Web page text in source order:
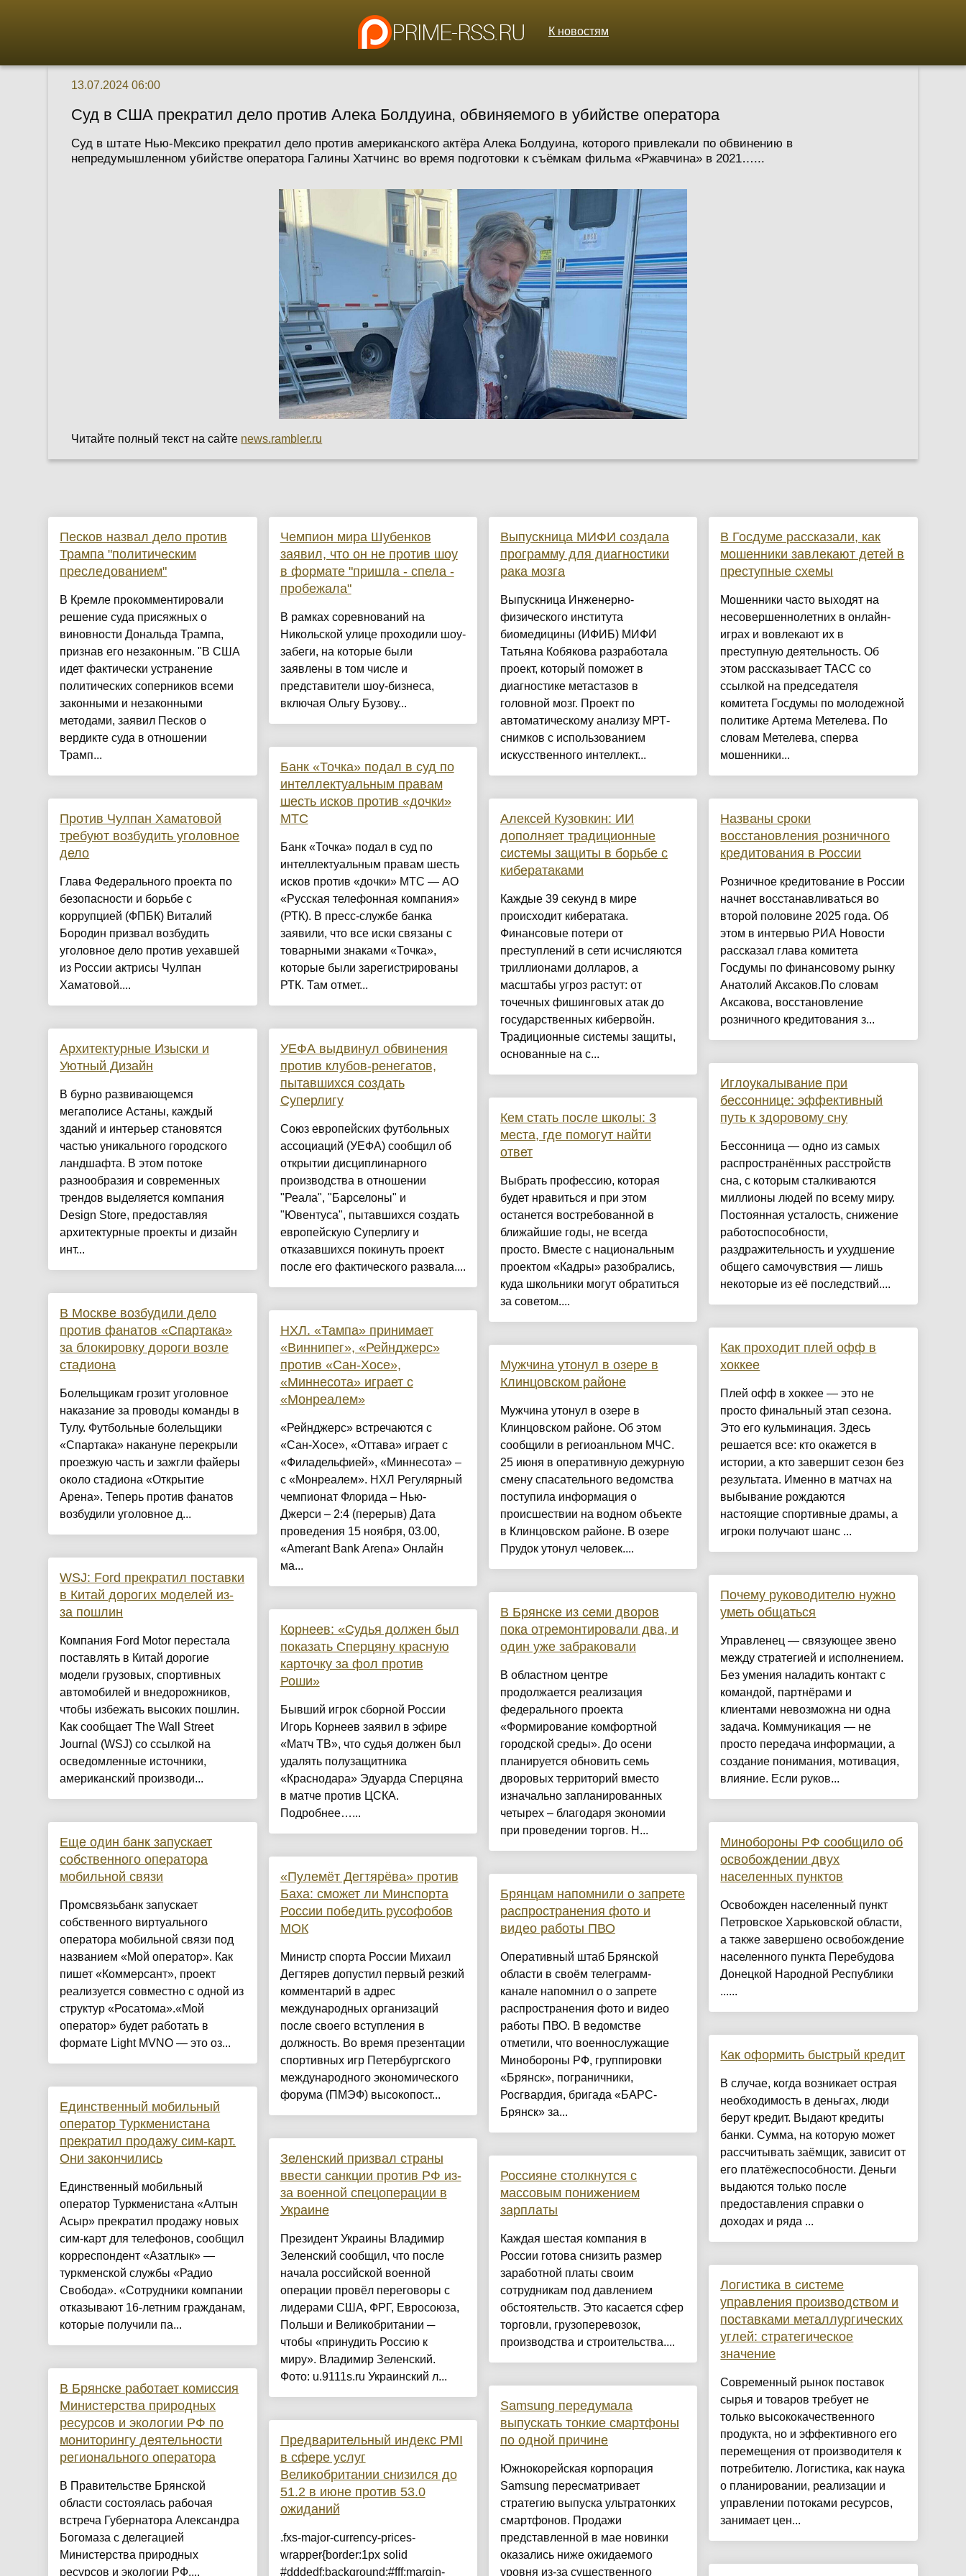
К новостям
13.07.2024 06:00
Суд в США прекратил дело против Алека Болдуина, обвиняемого в убийстве оператора
Суд в штате Нью-Мексико прекратил дело против американского актёра Алека Болдуина, которого привлекали по обвинению в
непредумышленном убийстве оператора Галины Хатчинс во время подготовки к съёмкам фильма «Ржавчина» в 2021…...
Читайте полный текст на сайте news.rambler.ru
Песков назвал дело против
Трампа "политическим
преследованием"
В Кремле прокомментировали
решение суда присяжных о
виновности Дональда Трампа,
признав его незаконным. "В США
идет фактически устранение
политических соперников всеми
законными и незаконными
методами, заявил Песков о
вердикте суда в отношении
Трамп...
Против Чулпан Хаматовой
требуют возбудить уголовное
дело
Глава Федерального проекта по
безопасности и борьбе с
коррупцией (ФПБК) Виталий
Бородин призвал возбудить
уголовное дело против уехавшей
из России актрисы Чулпан
Хаматовой....
Архитектурные Изыски и
Уютный Дизайн
​В бурно развивающемся
мегаполисе Астаны, каждый
зданий и интерьер становятся
частью уникального городского
ландшафта. В этом потоке
разнообразия и современных
трендов выделяется компания
Design Store, предоставляя
архитектурные проекты и дизайн
инт...
В Москве возбудили дело
против фанатов «Спартака»
за блокировку дороги возле
стадиона
Болельщикам грозит уголовное
наказание за проводы команды в
Тулу. Футбольные болельщики
«Спартака» накануне перекрыли
проезжую часть и зажгли файеры
около стадиона «Открытие
Арена». Теперь против фанатов
возбудили уголовное д...
WSJ: Ford прекратил поставки
в Китай дорогих моделей из-
за пошлин
Компания Ford Motor перестала
поставлять в Китай дорогие
модели грузовых, спортивных
автомобилей и внедорожников,
чтобы избежать высоких пошлин.
Как сообщает The Wall Street
Journal (WSJ) со ссылкой на
осведомленные источники,
американский производи...
Еще один банк запускает
собственного оператора
мобильной связи
Промсвязьбанк запускает
собственного виртуального
оператора мобильной связи под
названием «Мой оператор». Как
пишет «Коммерсант», проект
реализуется совместно с одной из
структур «Росатома».«Мой
оператор» будет работать в
формате Light MVNO — это оз...
Единственный мобильный
оператор Туркменистана
прекратил продажу сим-карт.
Они закончились
Единственный мобильный
оператор Туркменистана «Алтын
Асыр» прекратил продажу новых
сим-карт для телефонов, сообщил
корреспондент «Азатлык» —
туркменской службы «Радио
Свобода». «Сотрудники компании
отказывают 16-летним гражданам,
которые получили па...
В Брянске работает комиссия
Министерства природных
ресурсов и экологии РФ по
мониторингу деятельности
регионального оператора
В Правительстве Брянской
области состоялась рабочая
встреча Губернатора Александра
Богомаза с делегацией
Министерства природных
ресурсов и экологии РФ....
Чемпион мира Шубенков
заявил, что он не против шоу
в формате "пришла - спела -
пробежала"
В рамках соревнований на
Никольской улице проходили шоу-
забеги, на которые были
заявлены в том числе и
представители шоу-бизнеса,
включая Ольгу Бузову...
Банк «Точка» подал в суд по
интеллектуальным правам
шесть исков против «дочки»
МТС
Банк «Точка» подал в суд по
интеллектуальным правам шесть
исков против «дочки» МТС — АО
«Русская телефонная компания»
(РТК). В пресс-службе банка
заявили, что все иски связаны с
товарными знаками «Точка»,
которые были зарегистрированы
РТК. Там отмет...
УЕФА выдвинул обвинения
против клубов-ренегатов,
пытавшихся создать
Суперлигу
Союз европейских футбольных
ассоциаций (УЕФА) сообщил об
открытии дисциплинарного
производства в отношении
"Реала", "Барселоны" и
"Ювентуса", пытавшихся создать
европейскую Суперлигу и
отказавшихся покинуть проект
после его фактического развала....
НХЛ. «Тампа» принимает
«Виннипег», «Рейнджерс»
против «Сан-Хосе»,
«Миннесота» играет с
«Монреалем»
«Рейнджерс» встречаются с
«Сан-Хосе», «Оттава» играет с
«Филадельфией», «Миннесота» –
с «Монреалем». НХЛ Регулярный
чемпионат Флорида – Нью-
Джерси – 2:4 (перерыв) Дата
проведения 15 ноября, 03.00,
«Amerant Bank Arena» Онлайн
ма...
Корнеев: «Судья должен был
показать Сперцяну красную
карточку за фол против
Роши»
Бывший игрок сборной России
Игорь Корнеев заявил в эфире
«Матч ТВ», что судья должен был
удалять полузащитника
«Краснодара» Эдуарда Сперцяна
в матче против ЦСКА.
Подробнее…...
«Пулемёт Дегтярёва» против
Баха: сможет ли Минспорта
России победить русофобов
МОК
Министр спорта России Михаил
Дегтярев допустил первый резкий
комментарий в адрес
международных организаций
после своего вступления в
должность. Во время презентации
спортивных игр Петербургского
международного экономического
форума (ПМЭФ) высокопост...
Зеленский призвал страны
ввести санкции против РФ из-
за военной спецоперации в
Украине
Президент Украины Владимир
Зеленский сообщил, что после
начала российской военной
операции провёл переговоры с
лидерами США, ФРГ, Евросоюза,
Польши и Великобритании ─
чтобы «принудить Россию к
миру». Владимир Зеленский.
Фото: u.9111s.ru Украинский л...
Предварительный индекс PMI
в сфере услуг
Великобритании снизился до
51.2 в июне против 53.0
ожиданий
.fxs-major-currency-prices-
wrapper{border:1px solid
#dddedf;background:#fff;margin-
Выпускница МИФИ создала
программу для диагностики
рака мозга
Выпускница Инженерно-
физического института
биомедицины (ИФИБ) МИФИ
Татьяна Кобякова разработала
проект, который поможет в
диагностике метастазов в
головной мозг. Проект по
автоматическому анализу МРТ-
снимков с использованием
искусственного интеллект...
Алексей Кузовкин: ИИ
дополняет традиционные
системы защиты в борьбе с
кибератаками
Каждые 39 секунд в мире
происходит кибератака.
Финансовые потери от
преступлений в сети исчисляются
триллионами долларов, а
масштабы угроз растут: от
точечных фишинговых атак до
государственных кибервойн.
Традиционные системы защиты,
основанные на с...
Кем стать после школы: 3
места, где помогут найти
ответ
Выбрать профессию, которая
будет нравиться и при этом
останется востребованной в
ближайшие годы, не всегда
просто. Вместе с национальным
проектом «Кадры» разобрались,
куда школьники могут обратиться
за советом....
Мужчина утонул в озере в
Клинцовском районе
Мужчина утонул в озере в
Клинцовском районе. Об этом
сообщили в региоанльном МЧС.
25 июня в оперативную дежурную
смену спасательного ведомства
поступила информация о
происшествии на водном объекте
в Клинцовском районе. В озере
Прудок утонул человек....
В Брянске из семи дворов
пока отремонтировали два, и
один уже забраковали
В областном центре
продолжается реализация
федерального проекта
«Формирование комфортной
городской среды». До осени
планируется обновить семь
дворовых территорий вместо
изначально запланированных
четырех – благодаря экономии
при проведении торгов. Н...
Брянцам напомнили о запрете
распространения фото и
видео работы ПВО
Оперативный штаб Брянской
области в своём телеграмм-
канале напомнил о о запрете
распространения фото и видео
работы ПВО. В ведомстве
отметили, что военнослужащие
Минобороны РФ, группировки
«Брянск», пограничники,
Росгвардия, бригада «БАРС-
Брянск» за...
Россияне столкнутся с
массовым понижением
зарплаты
Каждая шестая компания в
России готова снизить размер
заработной платы своим
сотрудникам под давлением
обстоятельств. Это касается сфер
торговли, грузоперевозок,
производства и строительства....
Samsung передумала
выпускать тонкие смартфоны
по одной причине
Южнокорейская корпорация
Samsung пересматривает
стратегию выпуска ультратонких
смартфонов. Продажи
представленной в мае новинки
оказались ниже ожидаемого
уровня из-за существенного
В Госдуме рассказали, как
мошенники завлекают детей в
преступные схемы
Мошенники часто выходят на
несовершеннолетних в онлайн-
играх и вовлекают их в
преступную деятельность. Об
этом рассказывает ТАСС со
ссылкой на председателя
комитета Госдумы по молодежной
политике Артема Метелева. По
словам Метелева, сперва
мошенники...
Названы сроки
восстановления розничного
кредитования в России
Розничное кредитование в России
начнет восстанавливаться во
второй половине 2025 года. Об
этом в интервью РИА Новости
рассказал глава комитета
Госдумы по финансовому рынку
Анатолий Аксаков.По словам
Аксакова, восстановление
розничного кредитования з...
Иглоукалывание при
бессоннице: эффективный
путь к здоровому сну
Бессонница — одно из самых
распространённых расстройств
сна, с которым сталкиваются
миллионы людей по всему миру.
Постоянная усталость, снижение
работоспособности,
раздражительность и ухудшение
общего самочувствия — лишь
некоторые из её последствий....
Как проходит плей офф в
хоккее
Плей офф в хоккее — это не
просто финальный этап сезона.
Это его кульминация. Здесь
решается все: кто окажется в
истории, а кто завершит сезон без
результата. Именно в матчах на
выбывание рождаются
настоящие спортивные драмы, а
игроки получают шанс ...
Почему руководителю нужно
уметь общаться
Управленец — связующее звено
между стратегией и исполнением.
Без умения наладить контакт с
командой, партнёрами и
клиентами невозможна ни одна
задача. Коммуникация — не
просто передача информации, а
создание понимания, мотивация,
влияние. Если руков...
Минобороны РФ сообщило об
освобождении двух
населенных пунктов
Освобожден населенный пункт
Петровское Харьковской области,
а также завершено освобождение
населенного пункта Перебудова
Донецкой Народной Республики
......
Как оформить быстрый кредит
В случае, когда возникает острая
необходимость в деньгах, люди
берут кредит. Выдают кредиты
банки. Сумма, на которую может
рассчитывать заёмщик, зависит от
его платёжеспособности. Деньги
выдаются только после
предоставления справки о
доходах и ряда ...
Логистика в системе
управления производством и
поставками металлургических
углей: стратегическое
значение
Современный рынок поставок
сырья и товаров требует не
только высококачественного
продукта, но и эффективного его
перемещения от производителя к
потребителю. Логистика, как наука
о планировании, реализации и
управлении потоками ресурсов,
занимает цен...